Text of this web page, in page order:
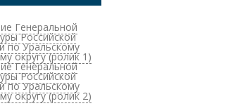
Генеральной
Российской
по Уральскому
округу (ролик 1)
Генеральной
Российской
по Уральскому
округу (ролик 2)